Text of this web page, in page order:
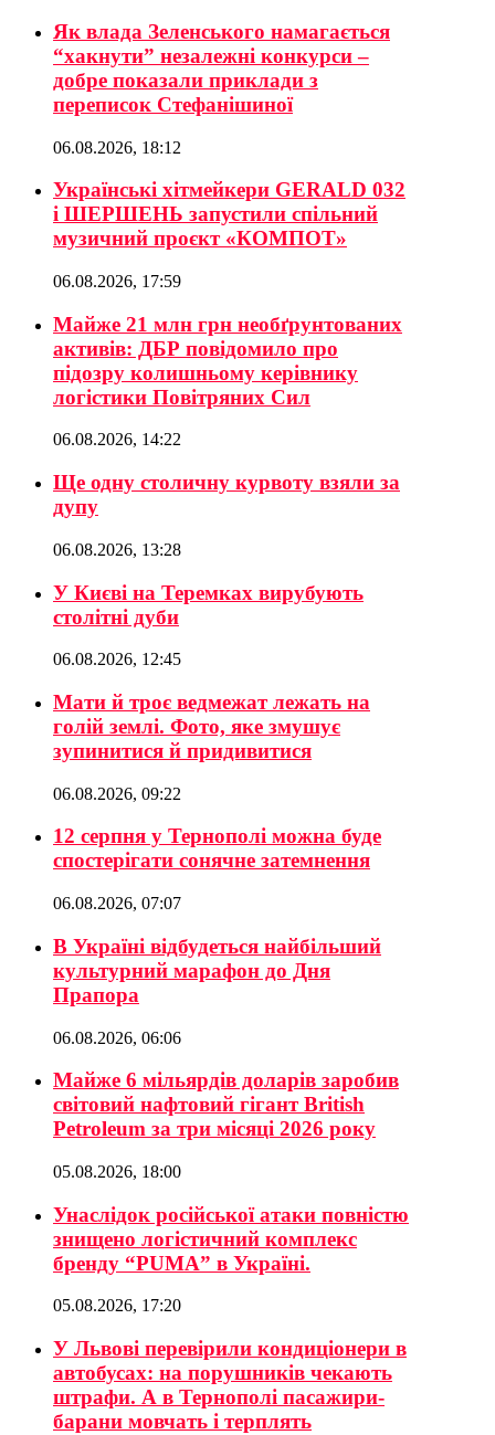
Як влада Зеленського намагається
“хакнути” незалежні конкурси –
добре показали приклади з
переписок Стефанішиної
06.08.2026, 18:12
Українські хітмейкери GERALD 032
і ШЕРШЕНЬ запустили спільний
музичний проєкт «КОМПОТ»
06.08.2026, 17:59
Майже 21 млн грн необґрунтованих
активів: ДБР повідомило про
підозру колишньому керівнику
логістики Повітряних Сил
06.08.2026, 14:22
Ще одну столичну курвоту взяли за
дупу
06.08.2026, 13:28
У Києві на Теремках вирубують
столітні дуби
06.08.2026, 12:45
Мати й троє ведмежат лежать на
голій землі. Фото, яке змушує
зупинитися й придивитися
06.08.2026, 09:22
12 серпня у Тернополі можна буде
спостерігати сонячне затемнення
06.08.2026, 07:07
В Україні відбудеться найбільший
культурний марафон до Дня
Прапора
06.08.2026, 06:06
Майже 6 мільярдів доларів заробив
світовий нафтовий гігант British
Petroleum за три місяці 2026 року
05.08.2026, 18:00
Унаслідок російської атаки повністю
знищено логістичний комплекс
бренду “PUMA” в Україні.
05.08.2026, 17:20
У Львові перевірили кондиціонери в
автобусах: на порушників чекають
штрафи. А в Тернополі пасажири-
барани мовчать і терплять